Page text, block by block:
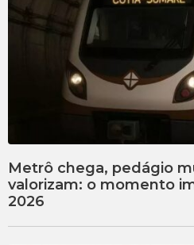
Metrô chega, pedágio
valorizam: o momento
2026